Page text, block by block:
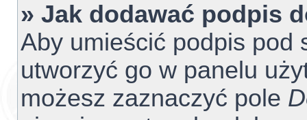
» Jak dodawać podpis
Aby umieścić podpis pod
utworzyć go w panelu
możesz zaznaczyć pole